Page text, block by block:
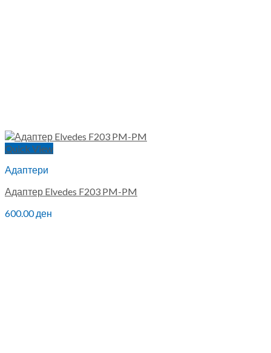
Quick View
Адаптери
Адаптер Elvedes F203 PM-PM
600.00ден